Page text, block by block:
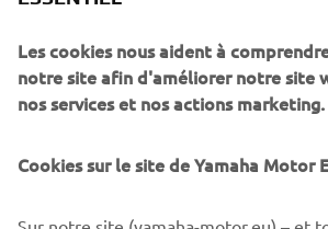
which included a revision of some 150
chassis, as well as a more aerodynamic
a new titanium muffler. The all-new
with improved drivability and more. This
Les cookies nous aident à
notre site afin d'améliorer notre site
nos services et nos actions marketing.
Cookies sur le site de Yamaha Motor
Sur notre site (yamaha-motor.eu) – et